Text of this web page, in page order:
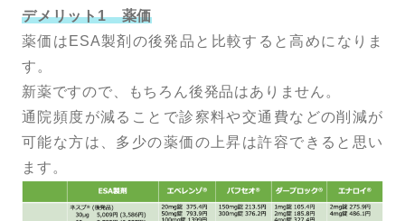
デメリット1 薬価
薬価はESA製剤の後発品と比較すると高めになりま
す。
新薬ですので、もちろん後発品はありません。
通院頻度が減ることで診察料や交通費などの削減が
可能な方は、多少の薬価の上昇は許容できると思い
ます。